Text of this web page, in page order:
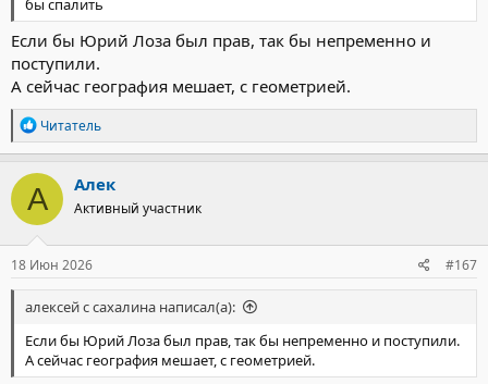
бы спалить
Если бы Юрий Лоза был прав, так бы непременно и
поступили.
А сейчас география мешает, с геометрией.
Р
е
а
к
ц
и
и
:
Читатель
А Алек
Активный участник
18 Июн 2026 #167
алексей с сахалина написал(а):
Если бы Юрий Лоза был прав, так бы непременно и поступили.
А сейчас география мешает, с геометрией.